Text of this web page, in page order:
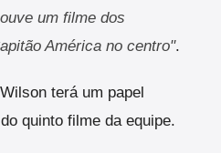
um filme dos
América no centro".
terá um papel
quinto filme da equipe.